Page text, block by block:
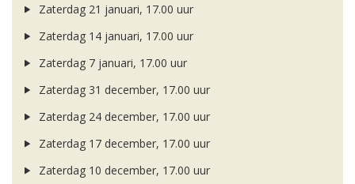
Zaterdag 21 januari, 17.00 uur
Zaterdag 14 januari, 17.00 uur
Zaterdag 7 januari, 17.00 uur
Zaterdag 31 december, 17.00 uur
Zaterdag 24 december, 17.00 uur
Zaterdag 17 december, 17.00 uur
Zaterdag 10 december, 17.00 uur